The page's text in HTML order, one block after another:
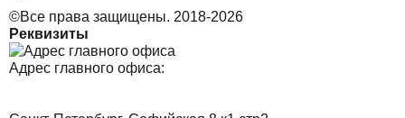
©Все права защищены. 2018-2026
Реквизиты
Адрес главного офиса: